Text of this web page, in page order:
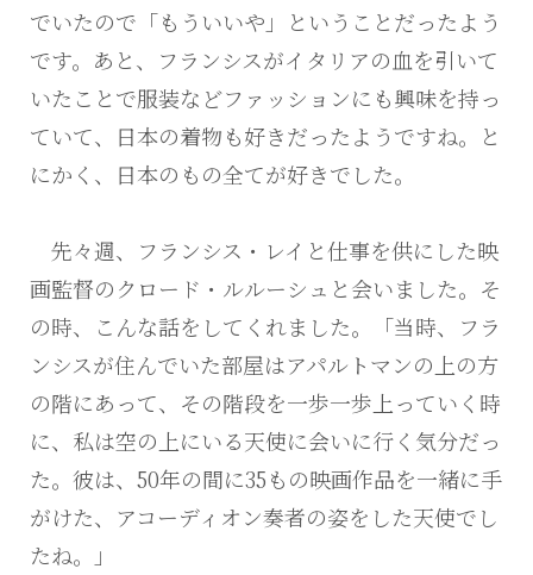
でいたので「もういいや」ということだったよう
です。あと、フランシスがイタリアの血を引いて
いたことで服装などファッションにも興味を持っ
ていて、日本の着物も好きだったようですね。と
にかく、日本のもの全てが好きでした。
先々週、フランシス・レイと仕事を供にした映
画監督のクロード・ルルーシュと会いました。そ
の時、こんな話をしてくれました。「当時、フラ
ンシスが住んでいた部屋はアパルトマンの上の方
の階にあって、その階段を一歩一歩上っていく時
に、私は空の上にいる天使に会いに行く気分だっ
た。彼は、50年の間に35もの映画作品を一緒に手
がけた、アコーディオン奏者の姿をした天使でし
たね。」